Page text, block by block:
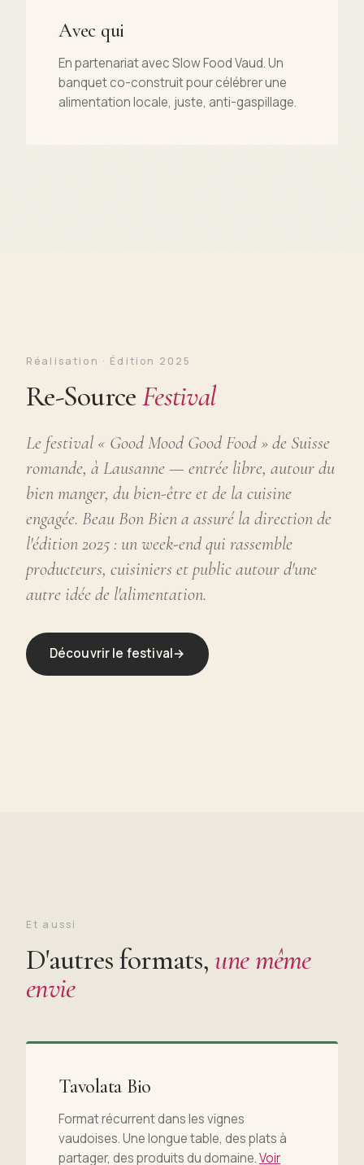
Avec qui
En partenariat avec Slow Food Vaud. Un
banquet co-construit pour célébrer une
alimentation locale, juste, anti-gaspillage.
Réalisation · Édition 2025
Re-SourceFestival
Le festival « Good Mood Good Food » de Suisse
romande, à Lausanne — entrée libre, autour du
bien manger, du bien-être et de la cuisine
engagée. Beau Bon Bien a assuré la direction de
l'édition 2025 : un week-end qui rassemble
producteurs, cuisiniers et public autour d'une
autre idée de l'alimentation.
Découvrir le festival→
Et aussi
D'autres formats, une même
envie
Tavolata Bio
Format récurrent dans les vignes
vaudoises. Une longue table, des plats à
partager, des produits du domaine.Voir